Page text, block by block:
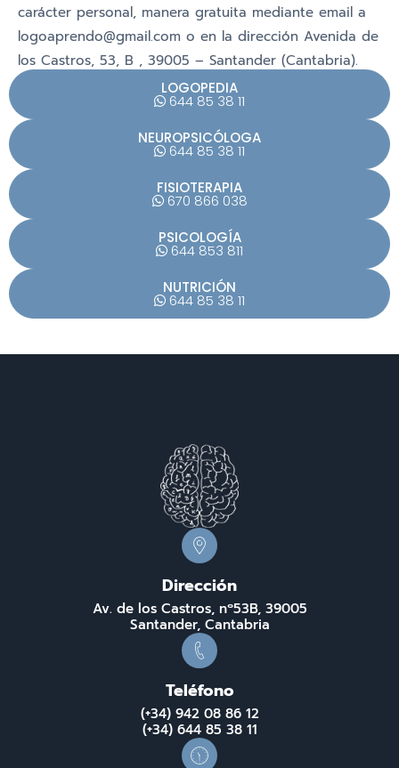
carácter personal, manera gratuita mediante email a
logoaprendo@gmail.com o en la dirección Avenida de
los Castros, 53, B , 39005 – Santander (Cantabria).
LOGOPEDIA
644 85 38 11
NEUROPSICÓLOGA
644 85 38 11
FISIOTERAPIA
670 866 038
PSICOLOGÍA
644 853 811
NUTRICIÓN
644 85 38 11
Dirección
Av. de los Castros, nº53B, 39005
Santander, Cantabria
Teléfono
(+34) 942 08 86 12
(+34) 644 85 38 11